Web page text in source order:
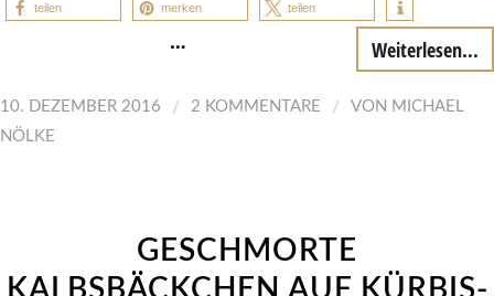
teilen merken teilen
… Weiterlesen...
10. DEZEMBER 2016 / 2 KOMMENTARE / VON MICHAEL
NÖLKE
GESCHMORTE